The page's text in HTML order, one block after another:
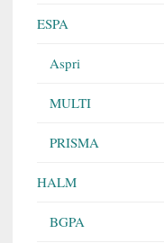
ESPA
Aspri
MULTI
PRISMA
HALM
BGPA